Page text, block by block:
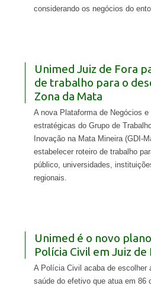
considerando os negócios do
Unimed Juiz de Fora
de trabalho para o
Zona da Mata
A nova Plataforma de Negócios
estratégicas do Grupo de
Inovação na Mata Mineira (GDI-
estabelecer roteiro de trabalho
público, universidades,
regionais.
Unimed é o novo
Polícia Civil em Juiz
A Polícia Civil acaba de escolher
saúde do efetivo que atua em 86